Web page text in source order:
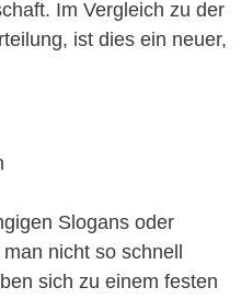
Im Vergleich zu der
ist dies ein neuer,
Slogans oder
nicht so schnell
sich zu einem festen